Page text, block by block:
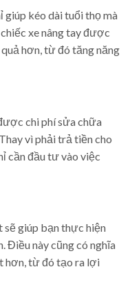
giúp kéo dài tuổi thọ mà
xe nâng tay được
hơn, từ đó tăng năng
chi phí sửa chữa
vì phải trả tiền cho
cần đầu tư vào việc
sẽ giúp bạn thực hiện
Điều này cũng có nghĩa
hơn, từ đó tạo ra lợi